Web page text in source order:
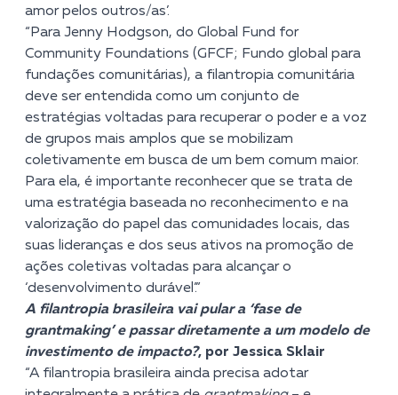
amor pelos outros/as’.
“Para Jenny Hodgson, do Global Fund for
Community Foundations (GFCF; Fundo global para
fundações comunitárias), a filantropia comunitária
deve ser entendida como um conjunto de
estratégias voltadas para recuperar o poder e a voz
de grupos mais amplos que se mobilizam
coletivamente em busca de um bem comum maior.
Para ela, é importante reconhecer que se trata de
uma estratégia baseada no reconhecimento e na
valorização do papel das comunidades locais, das
suas lideranças e dos seus ativos na promoção de
ações coletivas voltadas para alcançar o
‘desenvolvimento durável’.”
A filantropia brasileira vai pular a ‘fase de
grantmaking’ e passar diretamente a um modelo de
investimento de impacto?, por Jessica Sklair
“A filantropia brasileira ainda precisa adotar